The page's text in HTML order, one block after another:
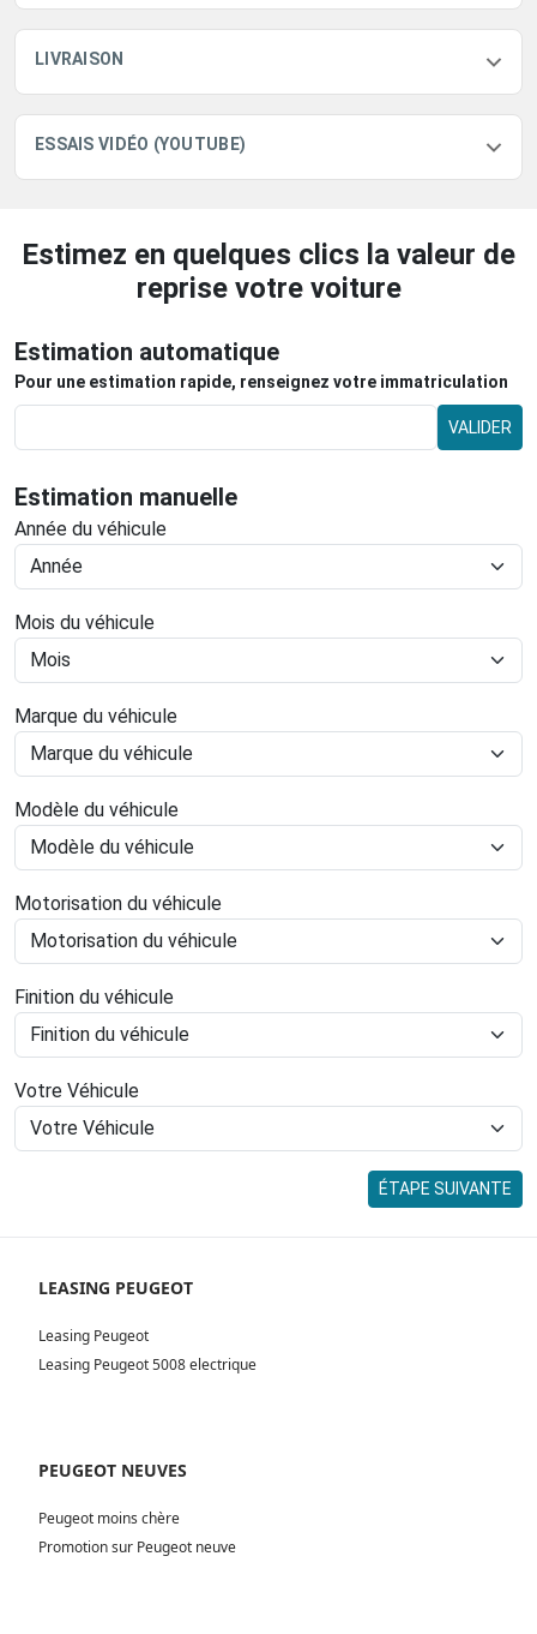
LIVRAISON
ESSAIS VIDÉO (YOUTUBE)
Estimez en quelques clics la valeur de
reprise votre voiture
Estimation automatique
Pour une estimation rapide, renseignez votre immatriculation
VALIDER
Estimation manuelle
Année du véhicule
Mois du véhicule
Marque du véhicule
Modèle du véhicule
Motorisation du véhicule
Finition du véhicule
Votre Véhicule
ÉTAPE SUIVANTE
LEASING PEUGEOT
Leasing Peugeot
Leasing Peugeot 5008 electrique
PEUGEOT NEUVES
Peugeot moins chère
Promotion sur Peugeot neuve